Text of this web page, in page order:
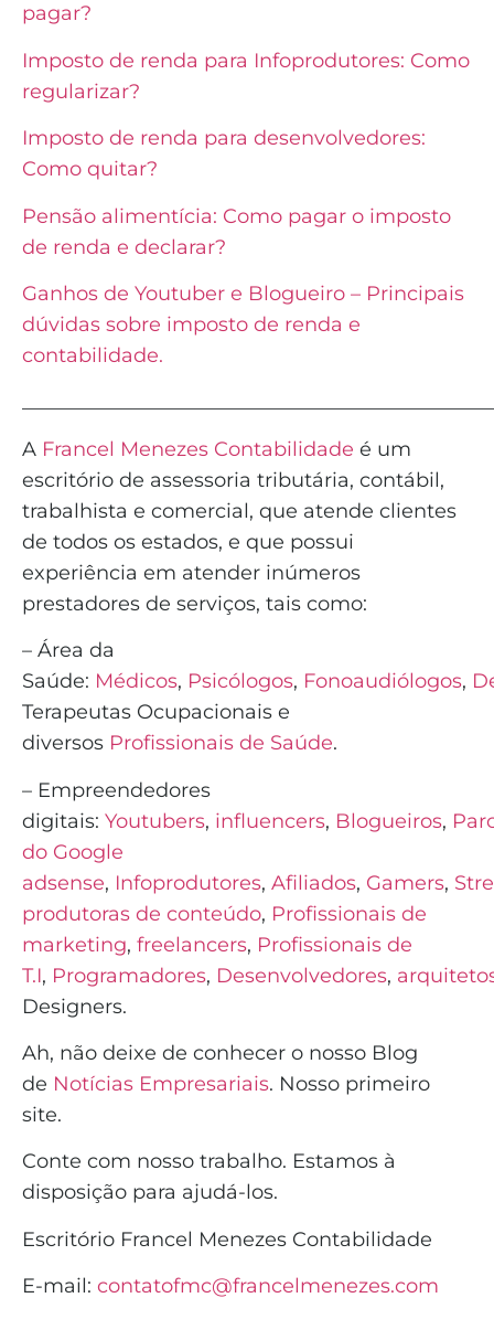
pagar?
Imposto de renda para Infoprodutores: Como
regularizar?
Imposto de renda para desenvolvedores:
Como quitar?
Pensão alimentícia: Como pagar o imposto
de renda e declarar?
Ganhos de Youtuber e Blogueiro – Principais
dúvidas sobre imposto de renda e
contabilidade.
A Francel Menezes Contabilidade é um
escritório de assessoria tributária, contábil,
trabalhista e comercial, que atende clientes
de todos os estados, e que possui
experiência em atender inúmeros
prestadores de serviços, tais como:
– Área da
Saúde: Médicos, Psicólogos, Fonoaudiólogos,
Terapeutas Ocupacionais e
diversos Profissionais de Saúde.
– Empreendedores
digitais: Youtubers, influencers, Blogueiros,
do Google
adsense, Infoprodutores, Afiliados, Gamers,
produtoras de conteúdo, Profissionais de
marketing, freelancers, Profissionais de
T.I, Programadores, Desenvolvedores,
Designers.
Ah, não deixe de conhecer o nosso Blog
de Notícias Empresariais. Nosso primeiro
site.
Conte com nosso trabalho. Estamos à
disposição para ajudá-los.
Escritório Francel Menezes Contabilidade
E-mail: contatofmc@francelmenezes.com